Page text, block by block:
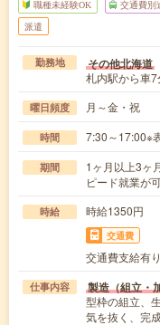
職種未経験OK 交通費別
派遣
勤務地 その他北海道
札内駅から車7
曜日頻度 月～金・祝
時間 7:30～17:00※
期間
1ヶ月以上3ヶ
ピード就業が
時給 時給1350円
交通費
交通費支給有り
仕事内容 製造（組立・
型枠の組立、
気を抜く、完